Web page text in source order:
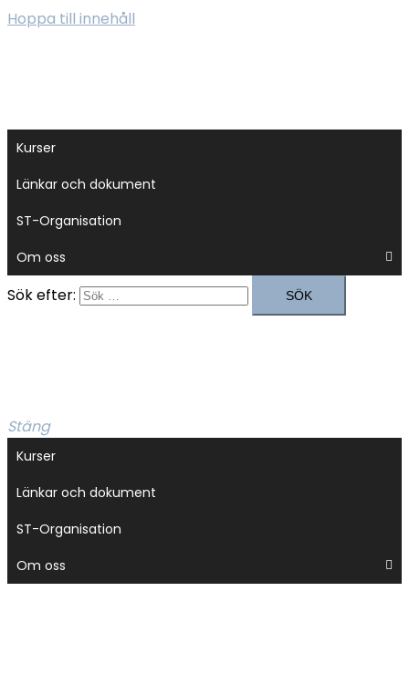
Hoppa till innehåll
Kurser
Länkar och dokument
ST-Organisation
Om oss
Sök efter:
Stäng
meny
Kurser
Länkar och dokument
ST-Organisation
Om oss